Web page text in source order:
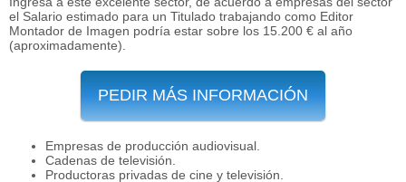
el Salario estimado para un Titulado trabajando como Editor
Montador de Imagen podría estar sobre los 15.200 € al año
(aproximadamente).
PEDIR MÁS INFORMACIÓN
Empresas de producción audiovisual.
Cadenas de televisión.
Productoras privadas de cine y televisión.